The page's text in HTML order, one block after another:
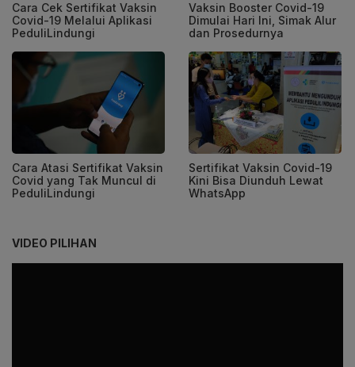
Cara Cek Sertifikat Vaksin
Covid-19 Melalui Aplikasi
PeduliLindungi
Vaksin Booster Covid-19
Dimulai Hari Ini, Simak Alur
dan Prosedurnya
Cara Atasi Sertifikat Vaksin
Covid yang Tak Muncul di
PeduliLindungi
Sertifikat Vaksin Covid-19
Kini Bisa Diunduh Lewat
WhatsApp
VIDEO PILIHAN